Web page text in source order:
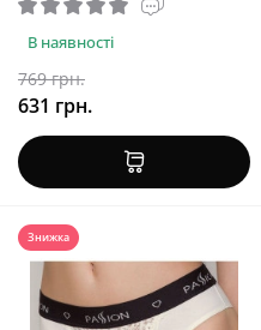
В наявності
769 грн.
631 грн.
Знижка